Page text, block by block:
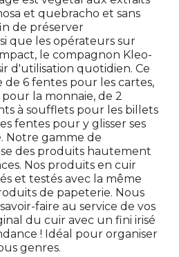
et quebracho et sans
de préserver
que les opérateurs sur
le compagnon Kleo-
d'utilisation quotidien. Ce
6 fentes pour les cartes,
la monnaie, de 2
à soufflets pour les billets
fentes pour y glisser ses
Notre gamme de
des produits hautement
Nos produits en cuir
et testés avec la même
de papeterie. Nous
faire au service de vos
du cuir avec un fini irisé
! Idéal pour organiser
genres.